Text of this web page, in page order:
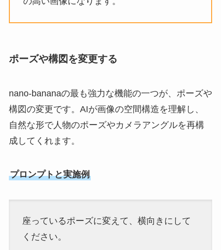
ポーズや構図を変更する
nano-bananaの最も強力な機能の一つが、ポーズや
構図の変更です。AIが画像の空間構造を理解し、
自然な形で人物のポーズやカメラアングルを再構
成してくれます。
プロンプトと実施例
座っているポーズに変えて、横向きにして
ください。